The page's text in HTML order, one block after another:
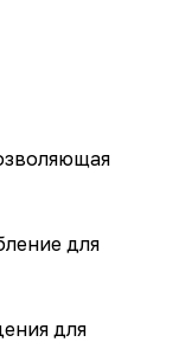
для
для